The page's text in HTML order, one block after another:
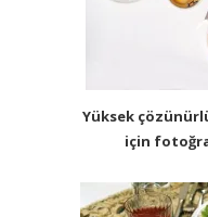
Yüksek
için